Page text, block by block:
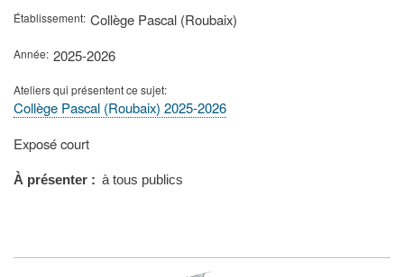
Établissement Collège Pascal (Roubaix)
Année 2025-2026
Ateliers qui présentent ce sujet
Collège Pascal (Roubaix) 2025-2026
Type
présentation
Exposé court
À présenter à tous publics